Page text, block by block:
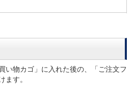
い物カゴ」に入れた後の、「ご注文フ
ます。